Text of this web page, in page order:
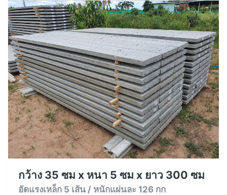
กว้าง 35 ซม x หนา 5 ซม x ยาว 300 ซม
อัดแรงเหล็ก 5 เส้น / หนักแผ่นละ 126 กก